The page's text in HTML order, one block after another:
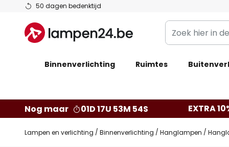
50 dagen bedenktijd
Ga
de
inhoud
Zoek
hier
de
Binnenverlichting Ruimtes
Nog maar 01D 17U 53M 53S EXTRA
Lampen en verlichting Binnenverlichting Hanglampen